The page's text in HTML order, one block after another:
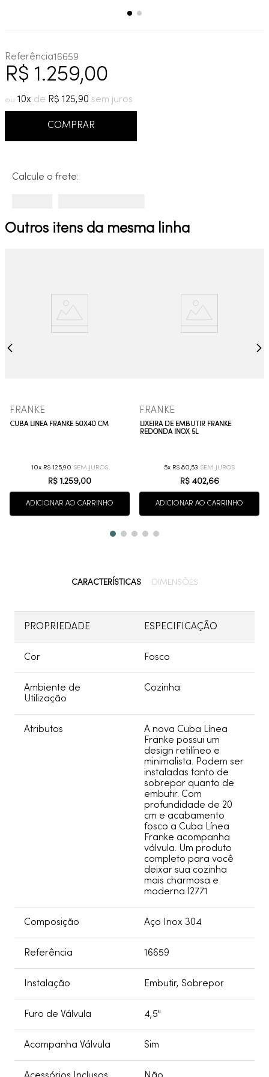
Referência16659
R$ 1 .259,00
10 R$ 125,90
COMPRAR
Calcule o frete:
Outros itens da mesma linha
FRANKE
CUBA LÍNEA FRANKE 50X40 CM
10 R$ 125,90
R$ 1 .259,00
ADICIONAR AO CARRINHO
FRANKE
LIXEIRA DE EMBUTIR FRANKE
REDONDA INOX 5L
5 R$ 80,53
R$ 402,66
ADICIONAR AO CARRINHO
CARACTERÍSTICAS DIMENSÕES
PROPRIEDADE ESPECIFICAÇÃO
Cor Fosco
Ambiente de
Utilização
Cozinha
Atributos
A nova Cuba Línea
Franke possui um
design retilíneo e
minimalista. Podem ser
instaladas tanto de
sobrepor quanto de
embutir. Com
profundidade de 20
cm e acabamento
fosco a Cuba Línea
Franke acompanha
válvula. Um produto
completo para você
deixar sua cozinha
mais charmosa e
moderna.I2771
Composição Aço Inox 304
Referência 16659
Instalação Embutir, Sobrepor
Furo de Válvula 4,5"
Acompanha Válvula Sim